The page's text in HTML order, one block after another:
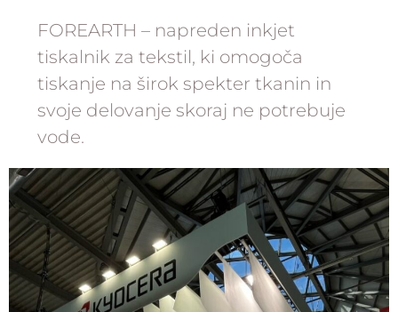
FOREARTH – napreden inkjet
tiskalnik za tekstil, ki omogoča
tiskanje na širok spekter tkanin in
svoje delovanje skoraj ne potrebuje
vode.